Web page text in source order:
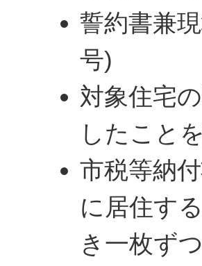
誓約書兼
号)
対象住宅
したこと
市税等納
に居住す
き一枚ずつ